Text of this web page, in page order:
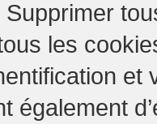
Supprimer
les
et
également